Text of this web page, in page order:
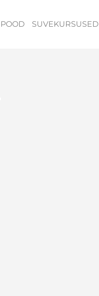
POOD SUVEKURSUSED